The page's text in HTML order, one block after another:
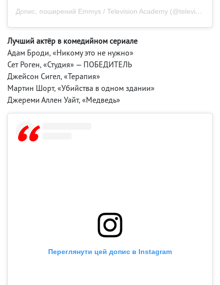
Допис, поширений Emmys / Television Academy (@televisionacad)
Лучший актёр в комедийном сериале
Адам Броди, «Никому это не нужно»
Сет Роген, «Студия» — ПОБЕДИТЕЛЬ
Джейсон Сигел, «Терапия»
Мартин Шорт, «Убийства в одном здании»
Джереми Аллен Уайт, «Медведь»
Переглянути цей допис в Instagram